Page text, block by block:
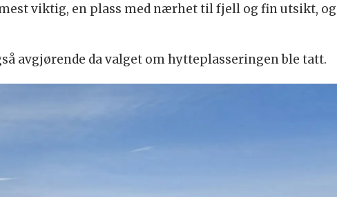
viktig, en plass med nærhet til fjell og fin utsikt,
avgjørende da valget om hytteplasseringen ble tatt.